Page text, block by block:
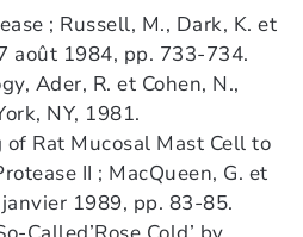
; Russell, M., Dark, K. et
août 1984, pp. 733-734.
Ader, R. et Cohen, N.,
NY, 1981.
Rat Mucosal Mast Cell to
II ; MacQueen, G. et
1989, pp. 83-85.